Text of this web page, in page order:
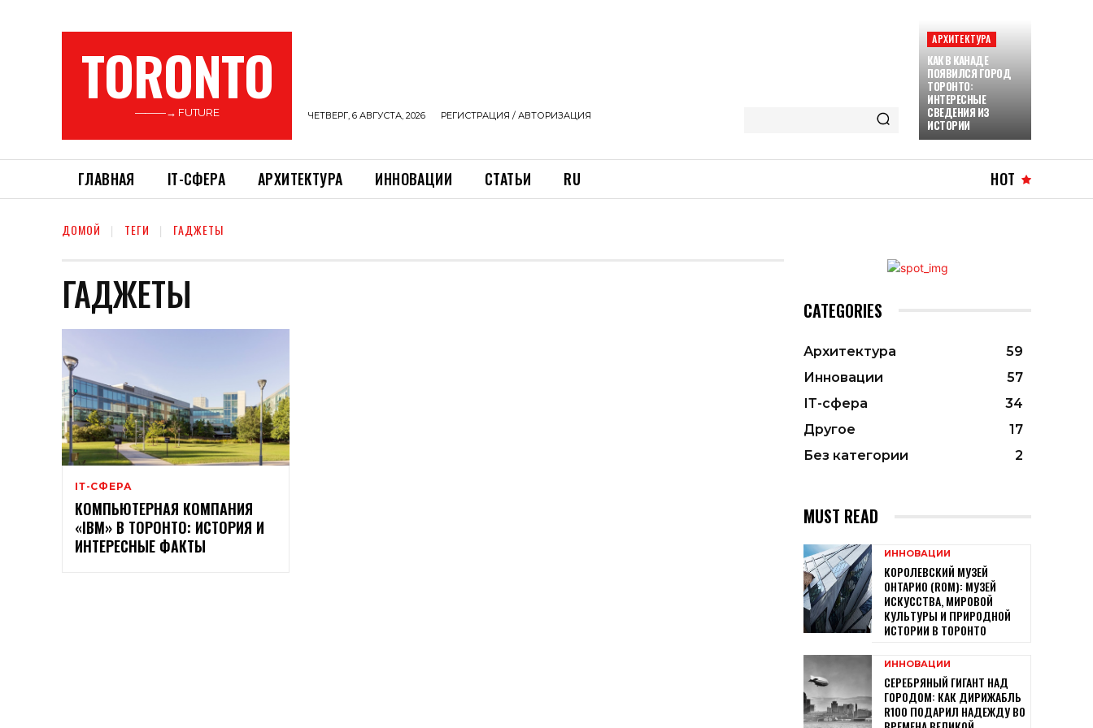
TORONTO
———→ FUTURE ЧЕТВЕРГ, 6 АВГУСТА, 2026 РЕГИСТРАЦИЯ / АВТОРИЗАЦИЯ
АРХИТЕКТУРА
КАК В КАНАДЕ
ПОЯВИЛСЯ ГОРОД
ТОРОНТО:
ИНТЕРЕСНЫЕ
СВЕДЕНИЯ ИЗ
ИСТОРИИ
ГЛАВНАЯ ІТ-СФЕРА АРХИТЕКТУРА ИННОВАЦИИ СТАТЬИ RU HOT
ДОМОЙ ТЕГИ ГАДЖЕТЫ
ГАДЖЕТЫ
ІТ-СФЕРА
КОМПЬЮТЕРНАЯ КОМПАНИЯ
«IBM» В ТОРОНТО: ИСТОРИЯ И
ИНТЕРЕСНЫЕ ФАКТЫ
CATEGORIES
Архитектура
59
Инновации
57
ІТ-сфера
34
Другое
17
Без категории
2
MUST READ
ИННОВАЦИИ
КОРОЛЕВСКИЙ МУЗЕЙ
ОНТАРИО (ROM): МУЗЕЙ
ИСКУССТВА, МИРОВОЙ
КУЛЬТУРЫ И ПРИРОДНОЙ
ИСТОРИИ В ТОРОНТО
ИННОВАЦИИ
СЕРЕБРЯНЫЙ ГИГАНТ НАД
ГОРОДОМ: КАК ДИРИЖАБЛЬ
R100 ПОДАРИЛ НАДЕЖДУ ВО